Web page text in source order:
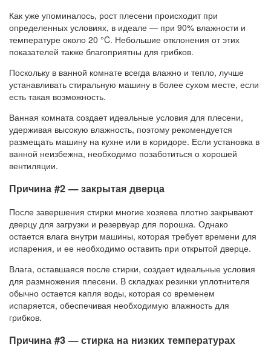
Как уже упоминалось, рост плесени происходит при
определенных условиях, в идеале — при 90% влажности и
температуре около 20 °C. Небольшие отклонения от этих
показателей также благоприятны для грибков.
Поскольку в ванной комнате всегда влажно и тепло, лучше
устанавливать стиральную машину в более сухом месте, если
есть такая возможность.
Ванная комната создает идеальные условия для плесени,
удерживая высокую влажность, поэтому рекомендуется
размещать машину на кухне или в коридоре. Если установка в
ванной неизбежна, необходимо позаботиться о хорошей
вентиляции.
Причина #2 — закрытая дверца
После завершения стирки многие хозяева плотно закрывают
дверцу для загрузки и резервуар для порошка. Однако
остается влага внутри машины, которая требует времени для
испарения, и ее необходимо оставить при открытой дверце.
Влага, оставшаяся после стирки, создает идеальные условия
для размножения плесени. В складках резинки уплотнителя
обычно остается капля воды, которая со временем
испаряется, обеспечивая необходимую влажность для
грибков.
Причина #3 — стирка на низких температурах